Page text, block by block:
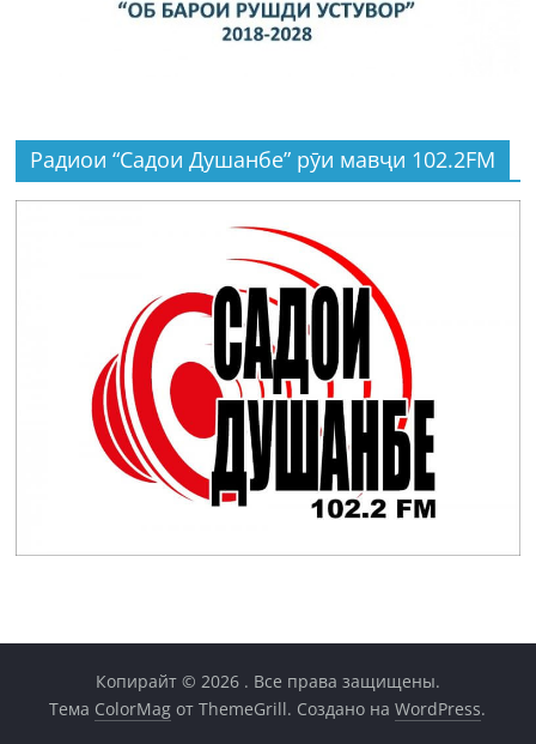
Радиои “Садои Душанбе” рӯи мавҷи 102.2FM
Копирайт © 2026 . Все права защищены.
Тема ColorMag от ThemeGrill. Создано наWordPress.